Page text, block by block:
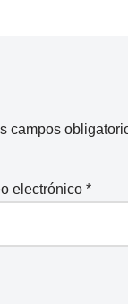
campos
electrónico*